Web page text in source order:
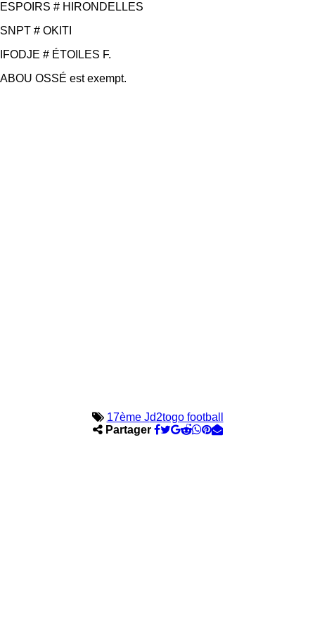
ESPOIRS # HIRONDELLES
SNPT # OKITI
IFODJE # ÉTOILES F.
ABOU OSSÉ est exempt.
17ème Jd2togo football
Partager